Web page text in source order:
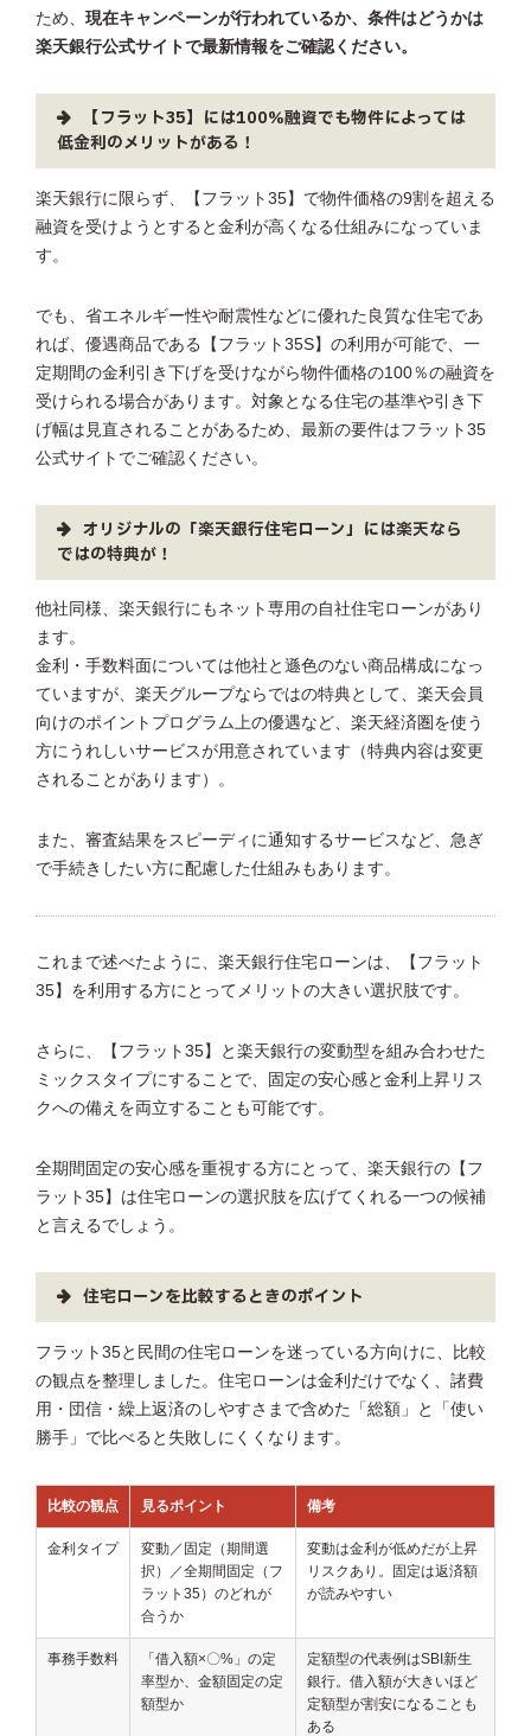
ため、 現在キャンペーンが行われているか、条件はどうかは
楽天銀行公式サイトで最新情報をご確認ください。
【フラット35】には100％融資でも物件によっては
低金利のメリットがある！
楽天銀行に限らず、【フラット35】で物件価格の9割を超える
融資を受けようとすると金利が高くなる仕組みになっていま
す。
でも、省エネルギー性や耐震性などに優れた良質な住宅であ
れば、優遇商品である【フラット35S】の利用が可能で、一
定期間の金利引き下げを受けながら物件価格の100％の融資を
受けられる場合があります。対象となる住宅の基準や引き下
げ幅は見直されることがあるため、最新の要件はフラット35
公式サイトでご確認ください。
オリジナルの「楽天銀行住宅ローン」には楽天なら
ではの特典が！
他社同様、楽天銀行にもネット専用の自社住宅ローンがあり
ます。
金利・手数料面については他社と遜色のない商品構成になっ
ていますが、楽天グループならではの特典として、楽天会員
向けのポイントプログラム上の優遇など、楽天経済圏を使う
方にうれしいサービスが用意されています（特典内容は変更
されることがあります）。
また、審査結果をスピーディに通知するサービスなど、急ぎ
で手続きしたい方に配慮した仕組みもあります。
これまで述べたように、楽天銀行住宅ローンは、【フラット
35】を利用する方にとってメリットの大きい選択肢です。
さらに、【フラット35】と楽天銀行の変動型を組み合わせた
ミックスタイプにすることで、固定の安心感と金利上昇リス
クへの備えを両立することも可能です。
全期間固定の安心感を重視する方にとって、楽天銀行の【フ
ラット35】は住宅ローンの選択肢を広げてくれる一つの候補
と言えるでしょう。
住宅ローンを比較するときのポイント
フラット35と民間の住宅ローンを迷っている方向けに、比較
の観点を整理しました。住宅ローンは金利だけでなく、諸費
用・団信・繰上返済のしやすさまで含めた「総額」と「使い
勝手」で比べると失敗しにくくなります。
比較の観点 見るポイント 備考
金利タイプ
変動／固定（期間選
択）／全期間固定（フ
ラット35）のどれが
合うか
変動は金利が低めだが上昇
リスクあり。固定は返済額
が読みやすい
事務手数料
「借入額×〇%」の定
率型か、金額固定の定
額型か
定額型の代表例はSBI新生
銀行。借入額が大きいほど
定額型が割安になることも
ある